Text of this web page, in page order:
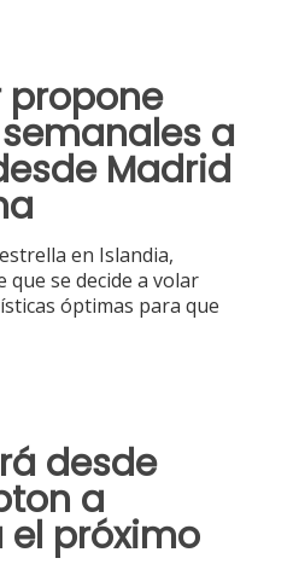
propone
a
Madrid
en Islandia,
se decide a volar
óptimas para que
desde
a
el próximo